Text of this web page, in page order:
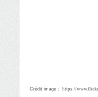
Crédit image : https://